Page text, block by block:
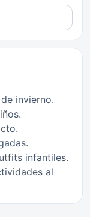
invierno.
infantiles.
al